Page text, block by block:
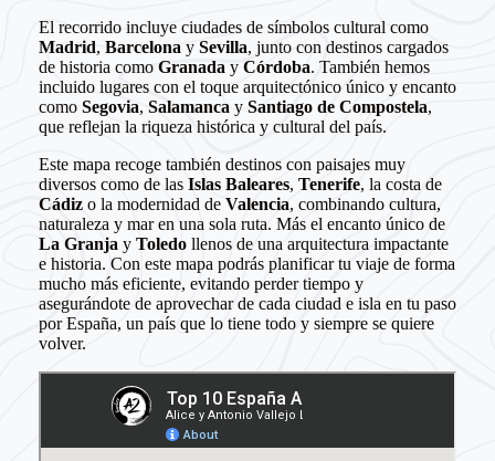
El recorrido incluye ciudades de símbolos cultural como
Madrid, Barcelona y Sevilla, junto con destinos cargados
de historia como Granada y Córdoba. También hemos
incluido lugares con el toque arquitectónico único y encanto
como Segovia, Salamanca y Santiago de Compostela,
que reflejan la riqueza histórica y cultural del país.
Este mapa recoge también destinos con paisajes muy
diversos como de las Islas Baleares, Tenerife, la costa de
Cádizo la modernidad de Valencia, combinando cultura,
naturaleza y mar en una sola ruta. Más el encanto único de
La Granja y Toledo llenos de una arquitectura impactante
e historia. Con este mapa podrás planificar tu viaje de forma
mucho más eficiente, evitando perder tiempo y
asegurándote de aprovechar de cada ciudad e isla en tu paso
por España, un país que lo tiene todo y siempre se quiere
volver.